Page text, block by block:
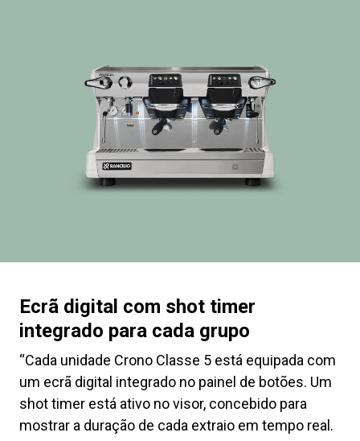
Ecrã digital com shot timer
integrado para cada grupo
“Cada unidade Crono Classe 5 está equipada com
um ecrã digital integrado no painel de botões. Um
shot timer está ativo no visor, concebido para
mostrar a duração de cada extraio em tempo real.